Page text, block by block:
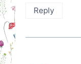
Reply